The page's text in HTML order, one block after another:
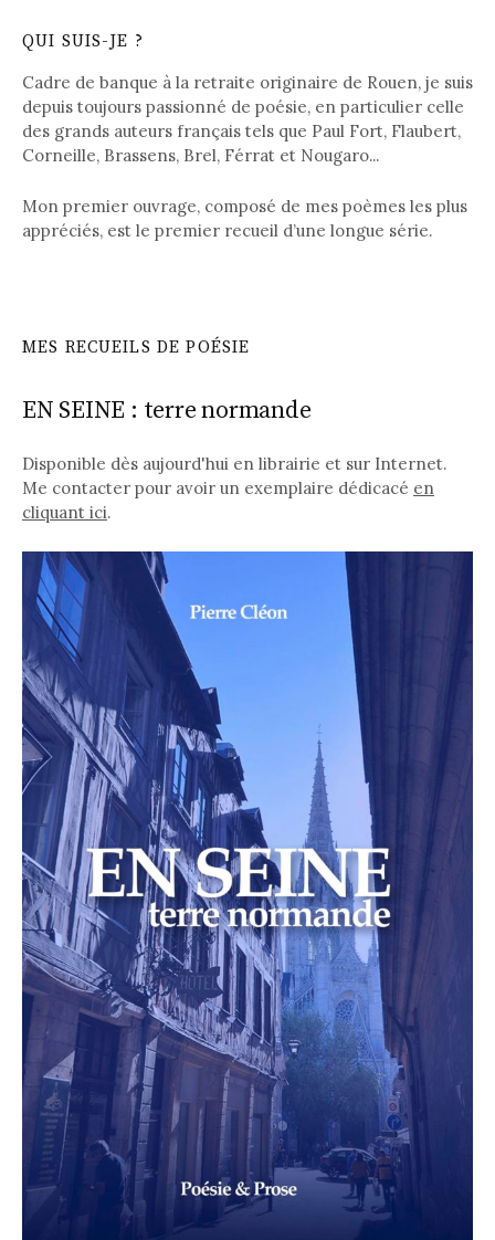
QUI SUIS-JE ?
Cadre de banque à la retraite originaire de Rouen, je suis
depuis toujours passionné de poésie, en particulier celle
des grands auteurs français tels que Paul Fort, Flaubert,
Corneille, Brassens, Brel, Férrat et Nougaro...
Mon premier ouvrage, composé de mes poèmes les plus
appréciés, est le premier recueil d’une longue série.
MES RECUEILS DE POÉSIE
EN SEINE : terre normande
Disponible dès aujourd'hui en librairie et sur Internet.
Me contacter pour avoir un exemplaire dédicacé en
cliquant ici.